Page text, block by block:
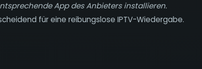
App des Anbieters installieren.
für eine reibungslose IPTV-Wiedergabe.